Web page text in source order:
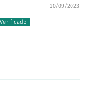
10/09/2023